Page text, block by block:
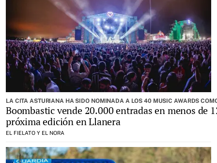
LA CITA ASTURIANA HA SIDO NOMINADA A LOS 40 MUSIC AWARDS
Boombastic vende 20.000 entradas en menos de
próxima edición en Llanera
EL FIELATO Y EL NORA